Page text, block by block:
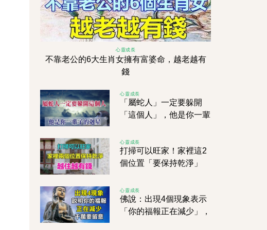
心靈成長
不靠老公的6大生肖女擁有富婆命，越老越有
錢
心靈成長
「屬蛇人」一定要躲開
「這個人」，他是你一輩
心靈成長
打掃可以旺家！家裡這2
個位置「要保持乾淨」
越有錢！
心靈成長
佛說：出現4個現象表示
「你的福報正在減少」，